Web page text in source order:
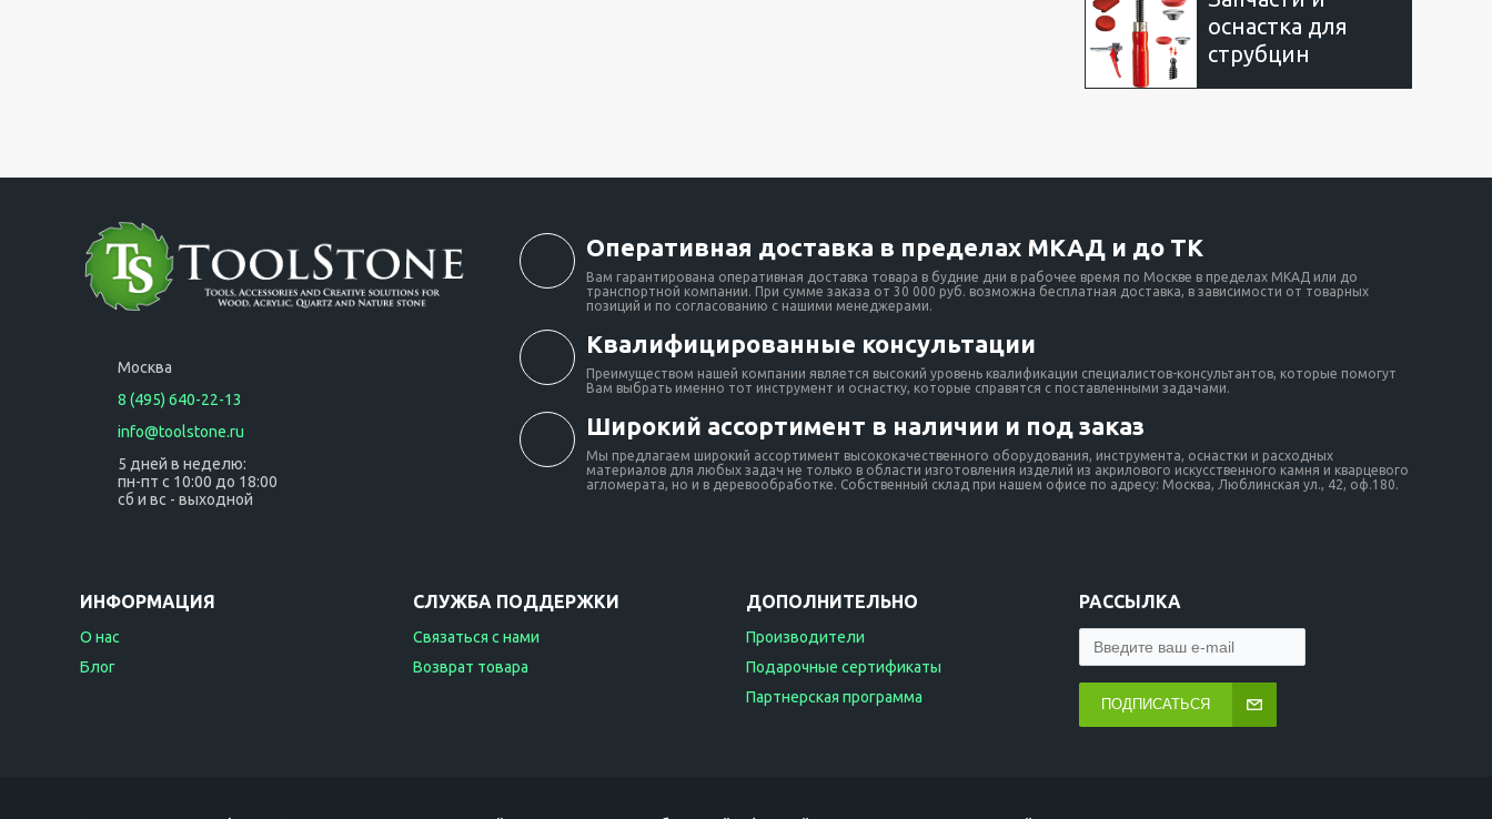
оснастка для
струбцин
Москва
8 (495) 640-22-13
info@toolstone.ru
5 дней в неделю:
пн-пт с 10:00 до 18:00
сб и вс - выходной
Оперативная доставка в пределах МКАД и до ТК
Вам гарантирована оперативная доставка товара в будние дни в рабочее время по Москве в пределах МКАД или до
транспортной компании. При сумме заказа от 30 000 руб. возможна бесплатная доставка, в зависимости от товарных
позиций и по согласованию с нашими менеджерами.
Квалифицированные консультации
Преимуществом нашей компании является высокий уровень квалификации специалистов-консультантов, которые помогут
Вам выбрать именно тот инструмент и оснастку, которые справятся с поставленными задачами.
Широкий ассортимент в наличии и под заказ
Мы предлагаем широкий ассортимент высококачественного оборудования, инструмента, оснастки и расходных
материалов для любых задач не только в области изготовления изделий из акрилового искусственного камня и кварцевого
агломерата, но и в деревообработке. Собственный склад при нашем офисе по адресу: Москва, Люблинская ул., 42, оф.180.
ИНФОРМАЦИЯ
О нас
Блог
СЛУЖБА ПОДДЕРЖКИ
Связаться с нами
Возврат товара
ДОПОЛНИТЕЛЬНО
Производители
Подарочные сертификаты
Партнерская программа
РАССЫЛКА
ПОДПИСАТЬСЯ